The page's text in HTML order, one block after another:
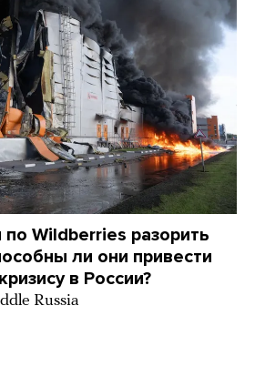
Wildberries разорить
ли они привести
в России?
Russia